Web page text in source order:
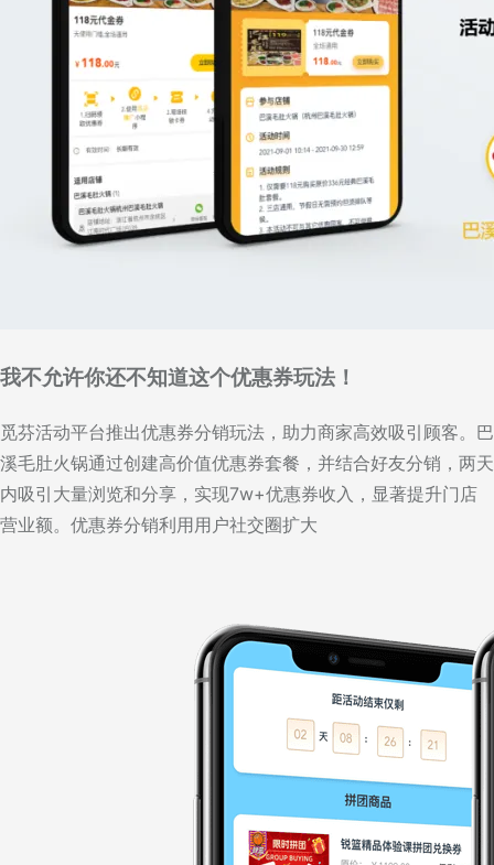
我不允许你还不知道这个优惠券玩法！
觅芬活动平台推出优惠券分销玩法，助力商家高效吸引顾客。巴
溪毛肚火锅通过创建高价值优惠券套餐，并结合好友分销，两天
内吸引大量浏览和分享，实现7w+优惠券收入，显著提升门店
营业额。优惠券分销利用用户社交圈扩大